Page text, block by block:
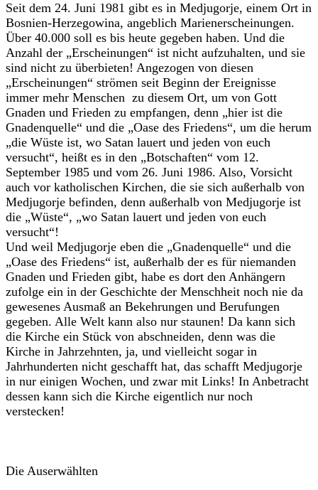
Seit dem 24. Juni 1981 gibt es in Medjugorje, einem Ort in
Bosnien-Herzegowina, angeblich Marienerscheinungen.
Über 40.000 soll es bis heute gegeben haben. Und die
Anzahl der „Erscheinungen“ ist nicht aufzuhalten, und sie
sind nicht zu überbieten! Angezogen von diesen
„Erscheinungen“ strömen seit Beginn der Ereignisse
immer mehr Menschen zu diesem Ort, um von Gott
Gnaden und Frieden zu empfangen, denn „hier ist die
Gnadenquelle“ und die „Oase des Friedens“, um die herum
„die Wüste ist, wo Satan lauert und jeden von euch
versucht“, heißt es in den „Botschaften“ vom 12.
September 1985 und vom 26. Juni 1986. Also, Vorsicht
auch vor katholischen Kirchen, die sie sich außerhalb von
Medjugorje befinden, denn außerhalb von Medjugorje ist
die „Wüste“, „wo Satan lauert und jeden von euch
versucht“!
Und weil Medjugorje eben die „Gnadenquelle“ und die
„Oase des Friedens“ ist, außerhalb der es für niemanden
Gnaden und Frieden gibt, habe es dort den Anhängern
zufolge ein in der Geschichte der Menschheit noch nie da
gewesenes Ausmaß an Bekehrungen und Berufungen
gegeben. Alle Welt kann also nur staunen! Da kann sich
die Kirche ein Stück von abschneiden, denn was die
Kirche in Jahrzehnten, ja, und vielleicht sogar in
Jahrhunderten nicht geschafft hat, das schafft Medjugorje
in nur einigen Wochen, und zwar mit Links! In Anbetracht
dessen kann sich die Kirche eigentlich nur noch
verstecken!
Die Auserwählten